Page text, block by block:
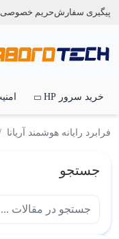
پیگیری سفارشحریم خصوصی
خرید سرور HP
فرابرد رایانه هوشمند آریانا
جستجو